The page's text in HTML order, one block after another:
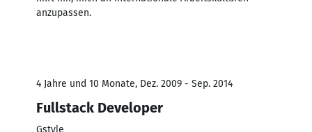
anzupassen.
4 Jahre und 10 Monate, Dez. 2009 - Sep. 2014
Fullstack Developer
Gstyle